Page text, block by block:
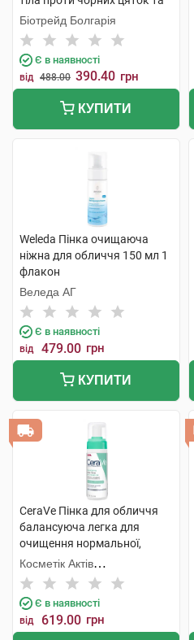
розширенох пор 100 г 1 шт
Біотрейд Болгарія
Є в наявності
від 488.00 390.40 грн
КУПИТИ
Weleda Пінка очищаюча
ніжна для обличчя 150 мл 1
флакон
Веледа АГ
Є в наявності
від 479.00 грн
КУПИТИ
CeraVe Пінка для обличчя
балансуюча легка для
очищення нормальної,
комбінованої та чутливої
шкіри 148 мл 1 флакон
Косметік Актів
Інтернаціональ
Є в наявності
від 619.00 грн